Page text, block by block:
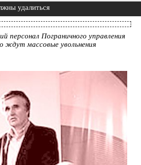
удалиться
персонал Пограничного управления
ждут массовые увольнения